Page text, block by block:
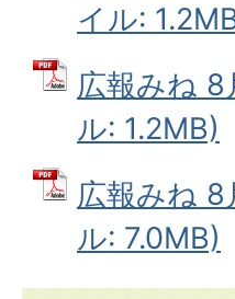
イル:
広報みね 8
ル: 1.2MB)
広報みね 8
ル: 7.0MB)